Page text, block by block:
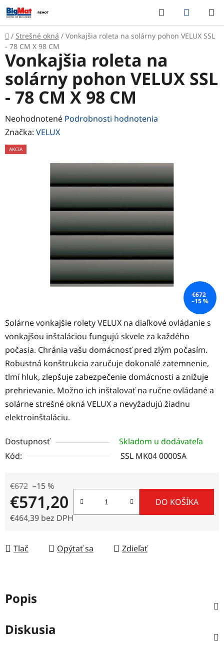
Prejsť
na
obsah
Hľadať
KOŠÍK
Domov
/ Strešné okná / Vonkajšia roleta na solárny pohon VELUX SSL
- 78 CM X 98 CM
Solárne vonkajšie rolety VELUX na diaľkové ovládanie s
vonkajšou inštaláciou fungujú skvele za každého
počasia. Chránia vašu domácnosť pred zlým počasím.
Robustná konštrukcia zaručuje dokonalé zatemnenie,
tlmí hluk, zlepšuje zabezpečenie domácnosti a znižuje
prehrievanie. Možno ich inštalovať na ručne ovládané a
solárne strešné okná VELUX a nevyžadujú žiadnu
elektroinštaláciu.
Dostupnosť
Skladom u dodávateľa
Kód:
SSL MK04 0000SA
€672 –15 %
€571,20
€464,39 bez DPH
DO KOŠÍKA
Tlač Opýtať sa Zdieľať
Vonkajšia roleta na
solárny pohon VELUX SSL
- 78 CM X 98 CM
Priemerné
hodnotenie
produktu
Neohodnotené Podrobnosti hodnotenia
Značka: VELUX
AKCIA
€672
–15 %
Popis
Diskusia